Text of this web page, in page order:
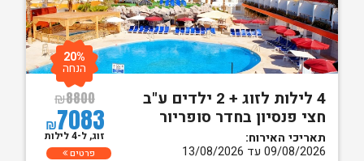
4 לילות לזוג + 2 ילדים ע"ב
חצי פנסיון בחדר סופריור
תאריכי האירוח:
09/08/2026 עד 13/08/2026
₪8800
₪7083
20%
הנחה
זוג, ל-4 לילות
פרטים